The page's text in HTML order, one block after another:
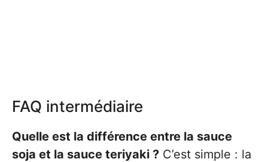
FAQ intermédiaire
Quelle est la différence entre la sauce
soja et la sauce teriyaki ? C’est simple : la